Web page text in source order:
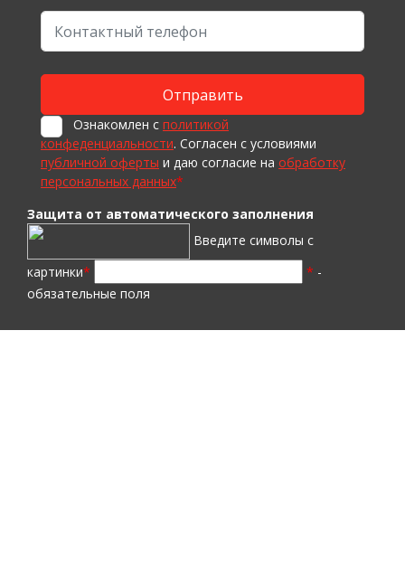
Ознакомлен с политикой
конфеденциальности. Согласен с условиями
публичной оферты и даю согласие на обработку
персональных данных*
Защита от автоматического заполнения
Введите символы с
картинки* * -
обязательные поля